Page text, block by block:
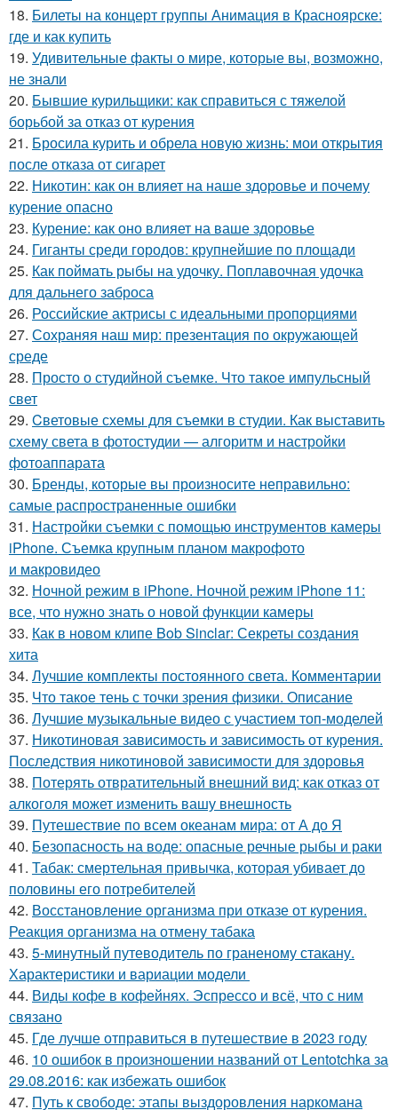
18. Билеты на концерт группы Анимация в Красноярске:
где и как купить
19. Удивительные факты о мире, которые вы, возможно,
не знали
20. Бывшие курильщики: как справиться с тяжелой
борьбой за отказ от курения
21. Бросила курить и обрела новую жизнь: мои открытия
после отказа от сигарет
22. Никотин: как он влияет на наше здоровье и почему
курение опасно
23. Курение: как оно влияет на ваше здоровье
24. Гиганты среди городов: крупнейшие по площади
25. Как поймать рыбы на удочку. Поплавочная удочка
для дальнего заброса
26. Российские актрисы с идеальными пропорциями
27. Сохраняя наш мир: презентация по окружающей
среде
28. Просто о студийной съемке. Что такое импульсный
свет
29. Cветовые схемы для съемки в студии. Как выставить
схему света в фотостудии — алгоритм и настройки
фотоаппарата
30. Бренды, которые вы произносите неправильно:
самые распространенные ошибки
31. Настройки съемки с помощью инструментов камеры
iPhone. Съемка крупным планом макрофото
и макровидео
32. Ночной режим в iPhone. Ночной режим iPhone 11:
все, что нужно знать о новой функции камеры
33. Как в новом клипе Bob Sinclar: Секреты создания
хита
34. Лучшие комплекты постоянного света. Комментарии
35. Что такое тень с точки зрения физики. Описание
36. Лучшие музыкальные видео с участием топ-моделей
37. Никотиновая зависимость и зависимость от курения.
Последствия никотиновой зависимости для здоровья
38. Потерять отвратительный внешний вид: как отказ от
алкоголя может изменить вашу внешность
39. Путешествие по всем океанам мира: от А до Я
40. Безопасность на воде: опасные речные рыбы и раки
41. Табак: смертельная привычка, которая убивает до
половины его потребителей
42. Восстановление организма при отказе от курения.
Реакция организма на отмену табака
43. 5-минутный путеводитель по граненому стакану.
Характеристики и вариации модели
44. Виды кофе в кофейнях. Эспрессо и всё, что с ним
связано
45. Где лучше отправиться в путешествие в 2023 году
46. 10 ошибок в произношении названий от Lentotchka за
29.08.2016: как избежать ошибок
47. Путь к свободе: этапы выздоровления наркомана